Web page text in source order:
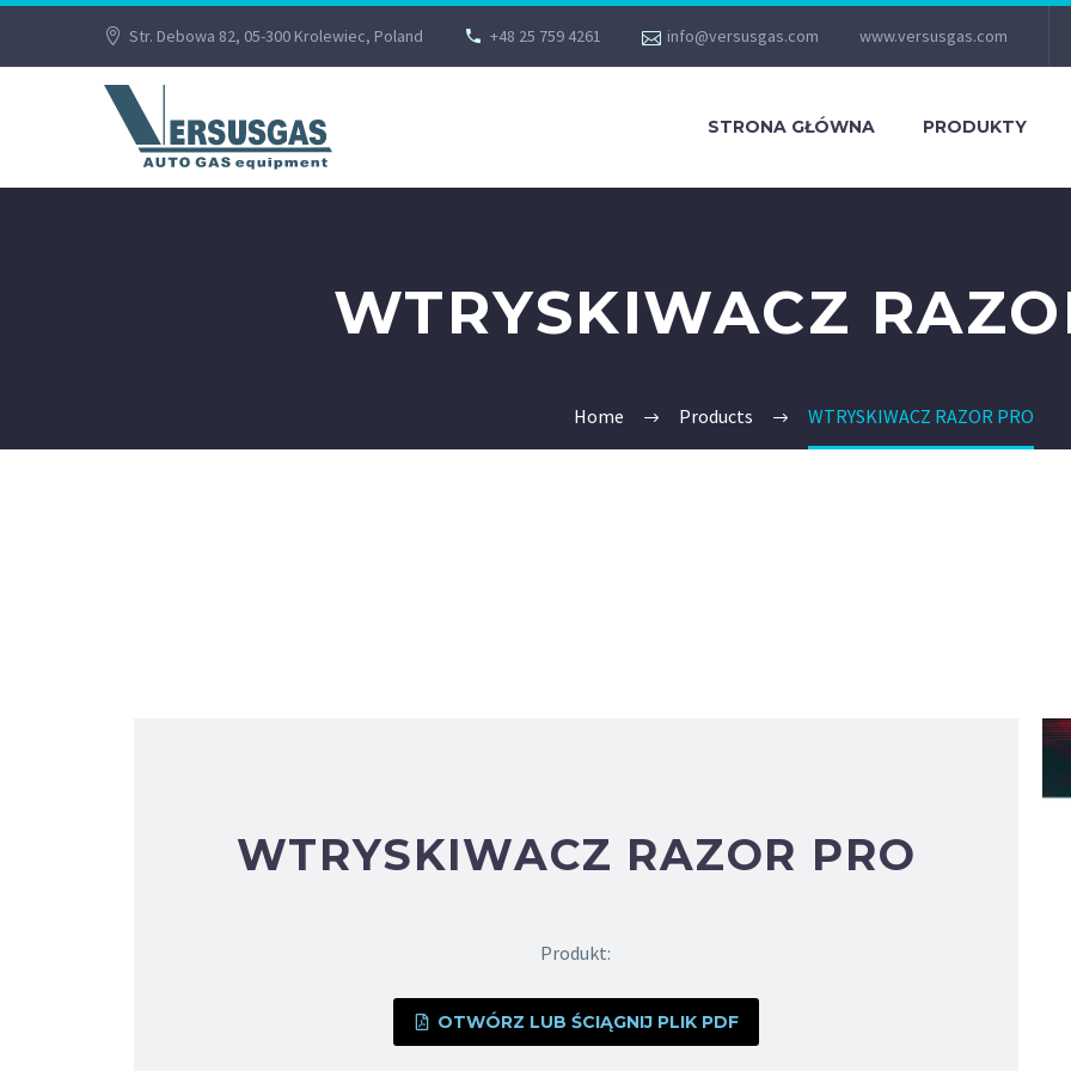
Str. Debowa 82, 05-300 Krolewiec, Poland +48 25 759 4261 info@versusgas.com www.versusgas.com
STRONA GŁÓWNA PRODUKTY
WTRYSKIWACZ
Home Products WTRYSKIWACZ RAZOR PRO
WTRYSKIWACZ RAZOR PRO
Produkt:
OTWÓRZ LUB ŚCIĄGNIJ PLIK PDF